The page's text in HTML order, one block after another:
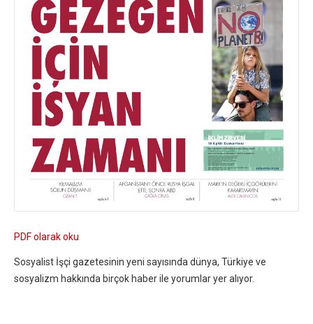
PDF olarak oku
Sosyalist İşçi gazetesinin yeni sayısında dünya, Türkiye ve
sosyalizm hakkında birçok haber ile yorumlar yer alıyor.